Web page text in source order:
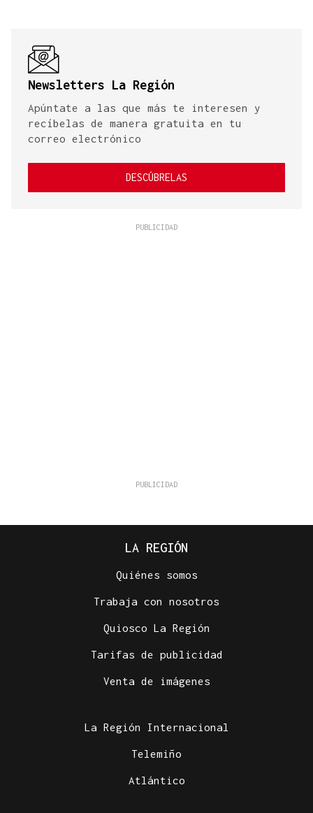
Newsletters La Región
Apúntate a las que más te interesen y
recíbelas de manera gratuita en tu
correo electrónico
DESCÚBRELAS
LA REGIÓN
Quiénes somos
Trabaja con nosotros
Quiosco La Región
Tarifas de publicidad
Venta de imágenes
La Región Internacional
Telemiño
Atlántico